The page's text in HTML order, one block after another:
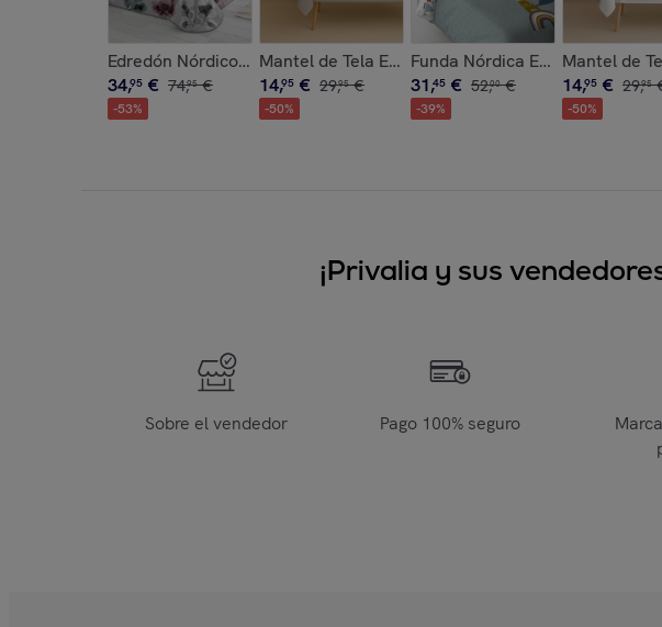
Edredón Nórdico Estampado - 100% Poliéster Microfibra - 300 gr/m²
34,95 € 74,95 €
-53%
Mantel de Tela Estampado - Antimanchas - 100%
14,95 € 29,95 €
-50%
Funda Nórdica Estampada -
31,45 € 52,00 €
-39%
Mantel de
14,95 € 29,95
-50%
¡Privalia y sus
Sobre el vendedor Pago 100% seguro